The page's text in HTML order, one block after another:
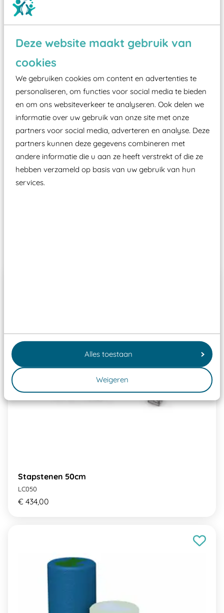
Deze website maakt gebruik van
cookies
We gebruiken cookies om content en advertenties te
personaliseren, om functies voor social media te bieden
en om ons websiteverkeer te analyseren. Ook delen we
informatie over uw gebruik van onze site met onze
partners voor social media, adverteren en analyse. Deze
partners kunnen deze gegevens combineren met
andere informatie die u aan ze heeft verstrekt of die ze
hebben verzameld op basis van uw gebruik van hun
services.
Alles toestaan
Weigeren
Wist je dat:
Vanaf een valhoogte van 1,5 meter een speciale
valondergrond onder speeltoestellen verplicht is
zoals kunstgras, rubber tegels of boomschors?
Elk speeltoestel in de openbare ruimte voorzien
moet zijn van een typekeuring, -plaatje en
certificering, uitgegeven door een Nederlands
aangewezen keuringsinstantie?
Wij ook speeltoestellen kunnen laten keuren zodat
Stapstenen 50cm
LC050
€ 434,00